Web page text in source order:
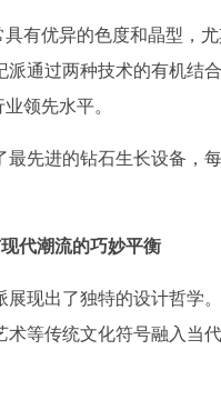
有优异的色度和晶型，
派通过两种技术的有机结
领先水平。
最先进的钻石生长设备，
代潮流的巧妙平衡
展现出了独特的设计哲学
术等传统文化符号融入当